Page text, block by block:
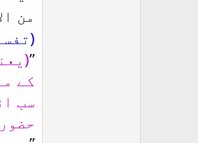
من
(تفسیر
’’
کے
سب